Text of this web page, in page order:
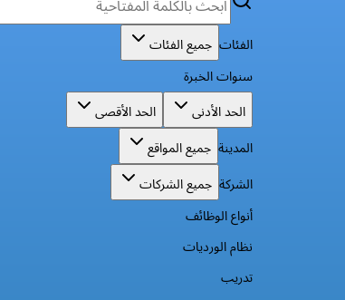
الفئات جميع الفئات
سنوات الخبرة
الحد الأدنى
الحد الأقصى
المدينة جميع المواقع
الشركة جميع الشركات
أنواع الوظائف
نظام الورديات
تدريب